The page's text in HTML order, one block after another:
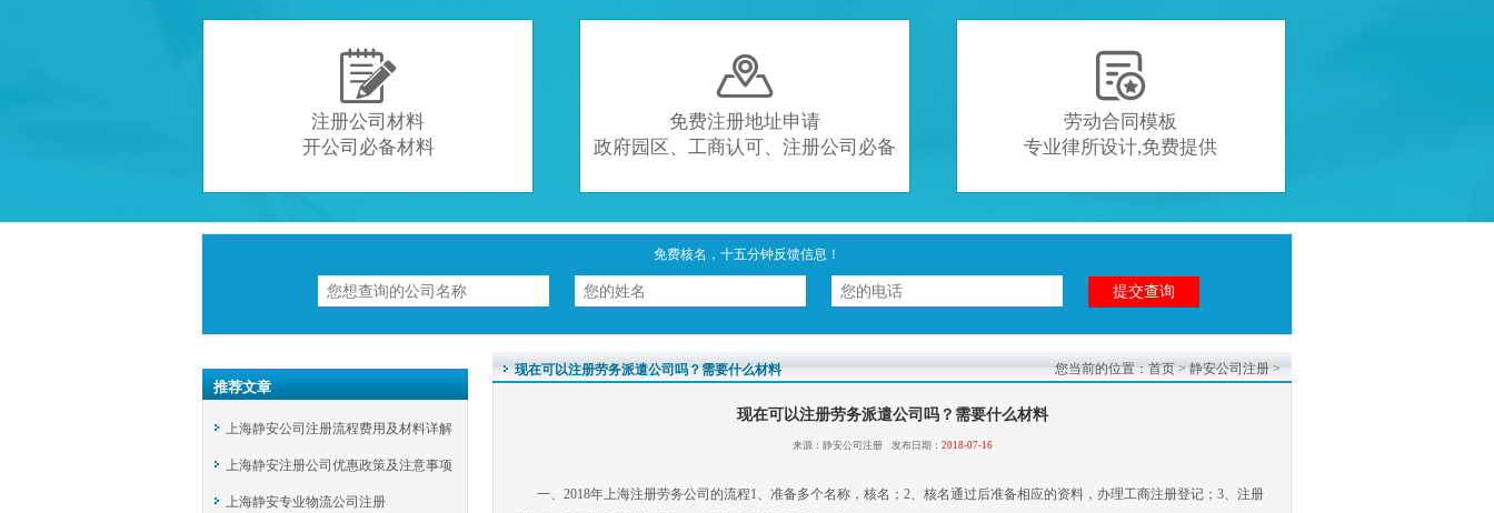

注册公司材料
开公司必备材料

免费注册地址申请
政府园区、工商认可、注册公司必备

劳动合同模板
专业律所设计,免费提供
免费核名，十五分钟反馈信息！
推荐文章
上海静安公司注册流程费用及材料详解
上海静安注册公司优惠政策及注意事项
上海静安专业物流公司注册
现在可以注册劳务派遣公司吗？需要什么材料 您当前的位置： 首页 > 静安公司注册 >
现在可以注册劳务派遣公司吗？需要什么材料
来源：静安公司注册 发布日期： 2018-07-16
一、2018年上海注册劳务公司的流程1、准备多个名称，核名；2、核名通过后准备相应的资料，办理工商注册登记；3、注册